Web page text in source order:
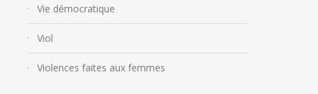
Vie démocratique
Viol
Violences faites aux femmes